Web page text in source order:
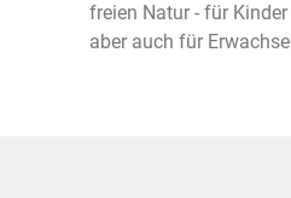
freien Natur - für
aber auch für